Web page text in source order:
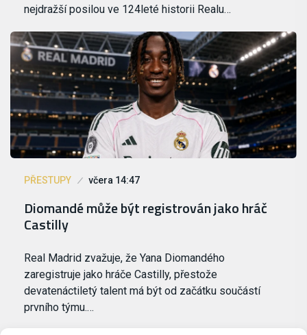
nejdražší posilou ve 124leté historii Realu…
PŘESTUPY včera 14:47
Diomandé může být registrován jako hráč
Castilly
Real Madrid zvažuje, že Yana Diomandého
zaregistruje jako hráče Castilly, přestože
devatenáctiletý talent má být od začátku součástí
prvního týmu.…